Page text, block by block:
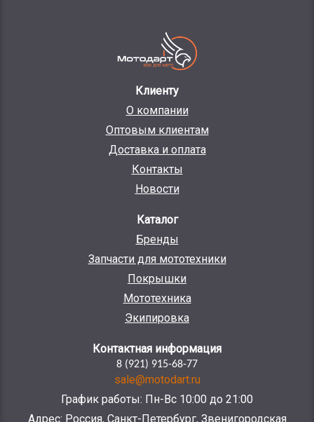
Клиенту
О компании
Оптовым клиентам
Доставка и оплата
Контакты
Новости
Каталог
Бренды
Запчасти для мототехники
Покрышки
Мототехника
Экипировка
Контактная информация
8 (921) 915-68-77
sale@motodart.ru
График работы: Пн-Вс 10:00 до 21:00
Адрес: Россия, Санкт-Петербург, Звенигородская